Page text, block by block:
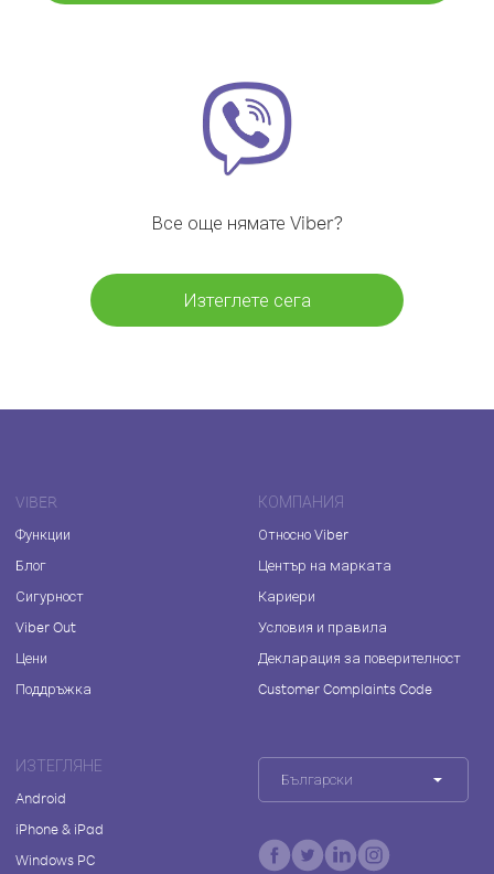
Все още нямате Viber?
Изтеглете сега
VIBER
Функции
Блог
Сигурност
Viber Out
Цени
Поддръжка
КОМПАНИЯ
Относно Viber
Център на марката
Кариери
Условия и правила
Декларация за поверителност
Customer Complaints Code
ИЗТЕГЛЯНЕ
Android
iPhone & iPad
Windows PC
Български